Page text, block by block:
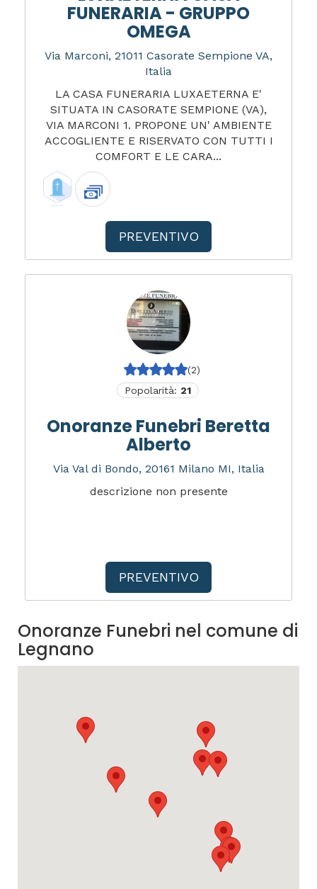
FUNERARIA - GRUPPO
OMEGA
Via Marconi, 21011 Casorate Sempione VA,
Italia
LA CASA FUNERARIA LUXAETERNA E'
SITUATA IN CASORATE SEMPIONE (VA),
VIA MARCONI 1. PROPONE UN' AMBIENTE
ACCOGLIENTE E RISERVATO CON TUTTI I
COMFORT E LE CARA...
PREVENTIVO
(2)
Popolarità: 21
Onoranze Funebri Beretta
Alberto
Via Val di Bondo, 20161 Milano MI, Italia
descrizione non presente
PREVENTIVO
Onoranze Funebri nel comune di
Legnano